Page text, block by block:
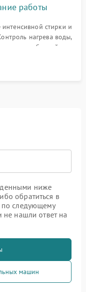
работы
стирки и
нагрева воды,
вибраций,
под корпусом.
ниже
обратиться в
по следующему
не нашли ответ на
машин